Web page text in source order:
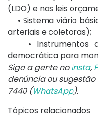
(LDO) e nas leis
• Sistema viário
arteriais e coletoras);
• Instrumentos
democrática para
Siga a gente noInsta,
denúncia ou
7440 (WhatsApp).
Tópicos relacionados